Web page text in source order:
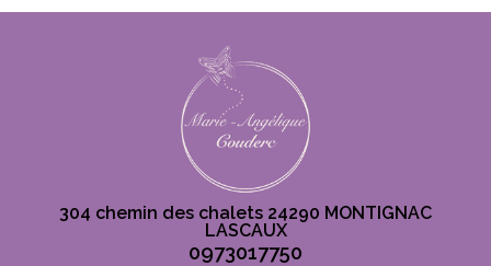
304 chemin des chalets 24290 MONTIGNAC
LASCAUX
0973017750